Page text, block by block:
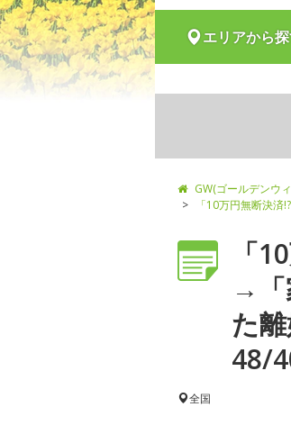
エリアから
GW(ゴールデンウ
「10万円無断決
「
→「
た
48/
全国